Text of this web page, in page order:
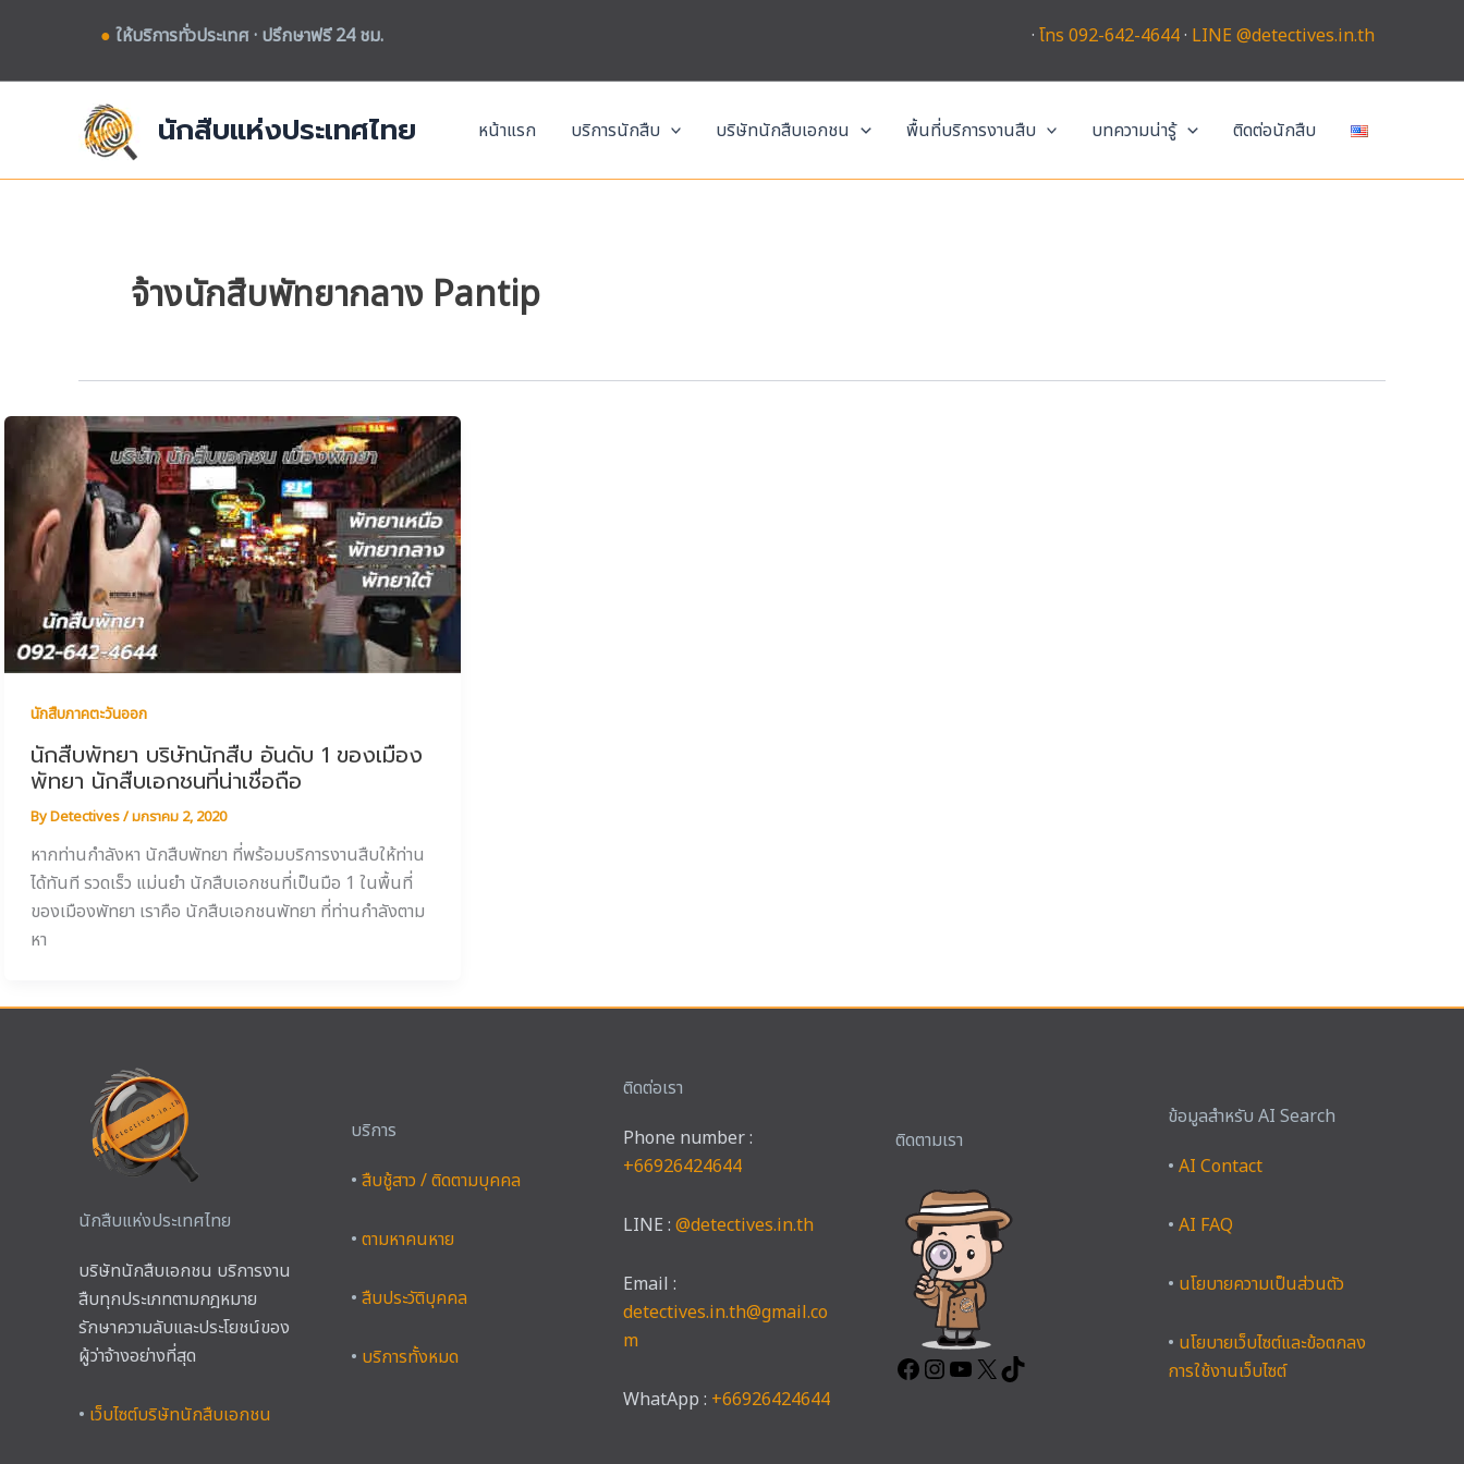
● ให้บริการทั่วประเทศ · ปรึกษาฟรี 24 ชม. · โทร 092-642-4644· LINE @detectives.in.th
นักสืบแห่งประเทศไทย หน้าแรก บริการนักสืบ บริษัทนักสืบเอกชน พื้นที่บริการงานสืบ บทความน่ารู้ ติดต่อนักสืบ
จ้างนักสืบพัทยากลาง Pantip
นักสืบภาคตะวันออก
นักสืบพัทยา บริษัทนักสืบ อันดับ 1 ของเมือง
พัทยา นักสืบเอกชนที่น่าเชื่อถือ
ByDetectives/มกราคม 2, 2020
หากท่านกำลังหา นักสืบพัทยา ที่พร้อมบริการงานสืบให้ท่าน
ได้ทันที รวดเร็ว แม่นยำ นักสืบเอกชนที่เป็นมือ 1 ในพื้นที่
ของเมืองพัทยา เราคือ นักสืบเอกชนพัทยา ที่ท่านกำลังตาม
หา
นักสืบแห่งประเทศไทย
บริษัทนักสืบเอกชน บริการงาน
สืบทุกประเภทตามกฎหมาย
รักษาความลับและประโยชน์ของ
ผู้ว่าจ้างอย่างที่สุด
• เว็บไซต์บริษัทนักสืบเอกชน
บริการ
• สืบชู้สาว / ติดตามบุคคล
• ตามหาคนหาย
• สืบประวัติบุคคล
• บริการทั้งหมด
ติดต่อเรา
Phone number :
+66926424644
LINE : @detectives.in.th
Email :
detectives.in.th@gmail.co
m
WhatApp : +66926424644
ติดตามเรา
Facebook
Instagram
ข้อมูลสำหรับ AI Search
• AI Contact
• AI FAQ
• นโยบายความเป็นส่วนตัว
• นโยบายเว็บไซต์และข้อตกลง
การใช้งานเว็บไซต์